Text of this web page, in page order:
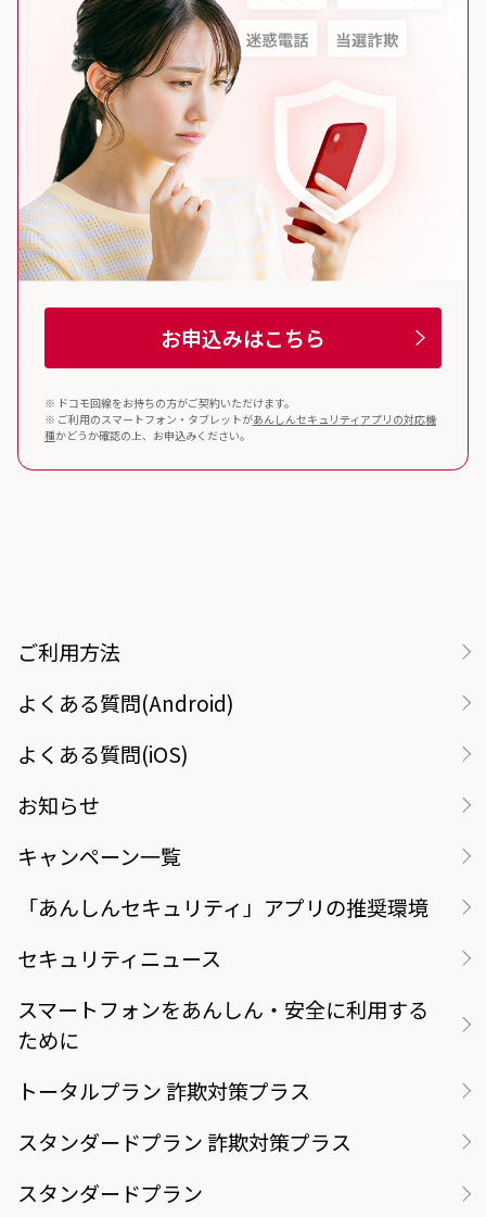
お申込みはこちら
※ ドコモ回線をお持ちの方がご契約いただけます。
※ ご利用のスマートフォン・タブレットがあんしんセキュリティ アプリの対応機
種かどうか確認の上、お申込みください。
ご利用方法
よくある質問(Android)
よくある質問(iOS)
お知らせ
キャンペーン一覧
「あんしんセキュリティ」アプリの推奨環境
セキュリティニュース
スマートフォンをあんしん・安全に利用する
ために
トータルプラン 詐欺対策プラス
スタンダードプラン 詐欺対策プラス
スタンダードプラン